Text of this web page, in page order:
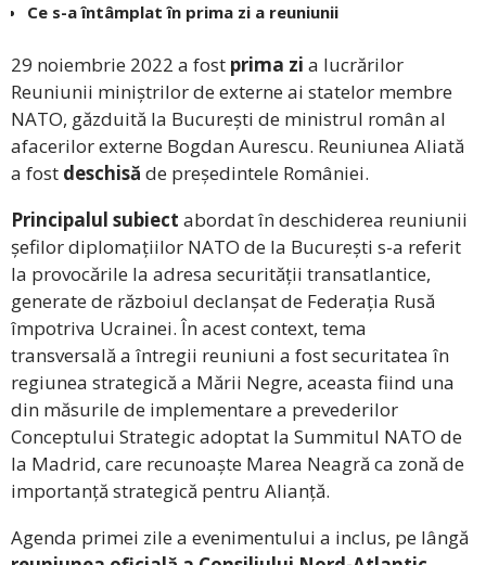
Ce s-a întâmplat în prima zi a reuniunii
29 noiembrie 2022 a fost prima zi a lucrărilor
Reuniunii miniștrilor de externe ai statelor membre
NATO, găzduită la București de ministrul român al
afacerilor externe Bogdan Aurescu. Reuniunea Aliată
a fost deschisă de președintele României.
Principalul subiect abordat în deschiderea reuniunii
șefilor diplomațiilor NATO de la București s-a referit
la provocările la adresa securității transatlantice,
generate de războiul declanșat de Federația Rusă
împotriva Ucrainei. În acest context, tema
transversală a întregii reuniuni a fost securitatea în
regiunea strategică a Mării Negre, aceasta fiind una
din măsurile de implementare a prevederilor
Conceptului Strategic adoptat la Summitul NATO de
la Madrid, care recunoaște Marea Neagră ca zonă de
importanță strategică pentru Alianță.
Agenda primei zile a evenimentului a inclus, pe lângă